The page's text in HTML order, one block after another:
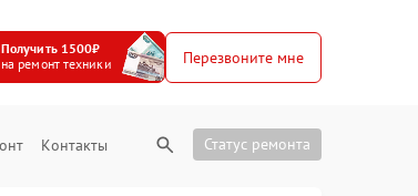
Получить 1500₽
на ремонт техники
Перезвоните мне
Контакты Статус ремонта